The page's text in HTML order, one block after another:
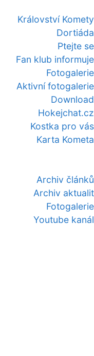
Království Komety
Dortiáda
Ptejte se
Fan klub informuje
Fotogalerie
Aktivní fotogalerie
Download
Hokejchat.cz
Kostka pro vás
Karta Kometa
Archiv článků
Archiv aktualit
Fotogalerie
Youtube kanál